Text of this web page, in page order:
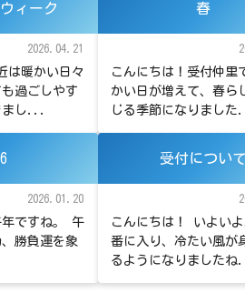
ィーク
2026.04.21
は暖かい日々
過ごしやす
まし...
春
こんにちは！受付仲里
かい日が増えて、春ら
じる季節になりました
2026.01.20
年ですね。 午
勝負運を象
受付について
こんにちは！ いよい
番に入り、冷たい風が
るようになりましたね